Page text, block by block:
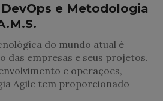
e Metodologia
do mundo atual é
das empresas e seus projetos.
e operações,
Agile tem proporcionado